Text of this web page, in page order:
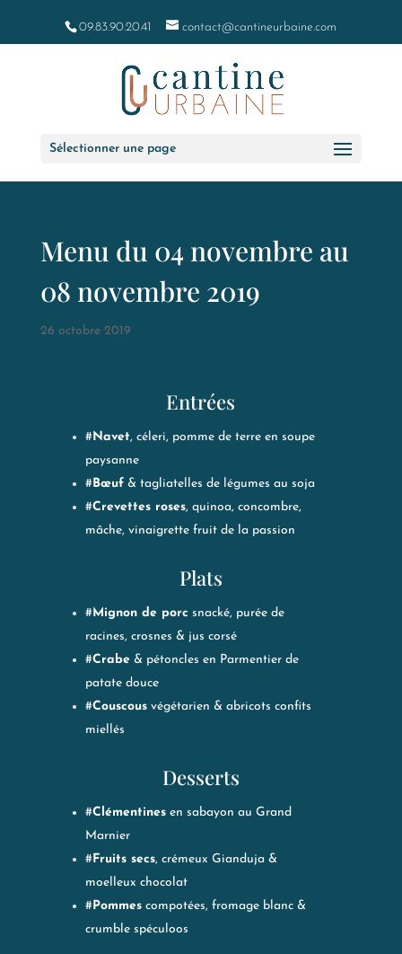
09.83.90.20.41 contact@cantineurbaine.com
Sélectionner une page
Menu du 04 novembre au
08 novembre 2019
26 octobre 2019
Entrées
#Navet, céleri, pomme de terre en soupe
paysanne
#Bœuf& tagliatelles de légumes au soja
#Crevettes roses, quinoa, concombre,
mâche, vinaigrette fruit de la passion
Plats
#Mignon de porc snacké, purée de
racines, crosnes & jus corsé
#Crabe& pétoncles en Parmentier de
patate douce
#Couscousvégétarien & abricots confits
miellés
Desserts
#Clémentinesen sabayon au Grand
Marnier
#Fruits secs, crémeux Gianduja &
moelleux chocolat
#Pommescompotées, fromage blanc &
crumble spéculoos